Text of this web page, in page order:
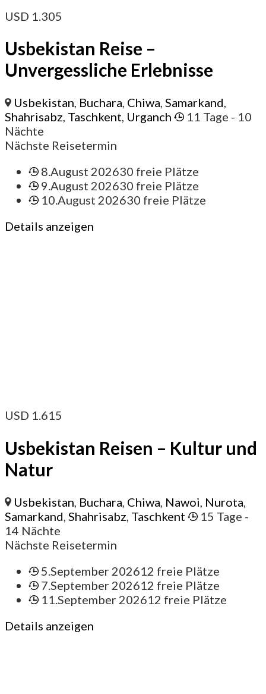
USD 1.305
Usbekistan Reise –
Unvergessliche Erlebnisse
Usbekistan, Buchara, Chiwa,Samarkand,
Shahrisabz, Taschkent, Urganch 11 Tage - 10
Nächte
Nächste Reisetermin
8.August 202630 freie Plätze
9.August 202630 freie Plätze
10.August 202630 freie Plätze
Details anzeigen
USD 1.615
Usbekistan Reisen – Kultur und
Natur
Usbekistan, Buchara, Chiwa, Nawoi, Nurota,
Samarkand, Shahrisabz, Taschkent 15 Tage -
14 Nächte
Nächste Reisetermin
5.September 202612 freie Plätze
7.September 202612 freie Plätze
11.September 202612 freie Plätze
Details anzeigen